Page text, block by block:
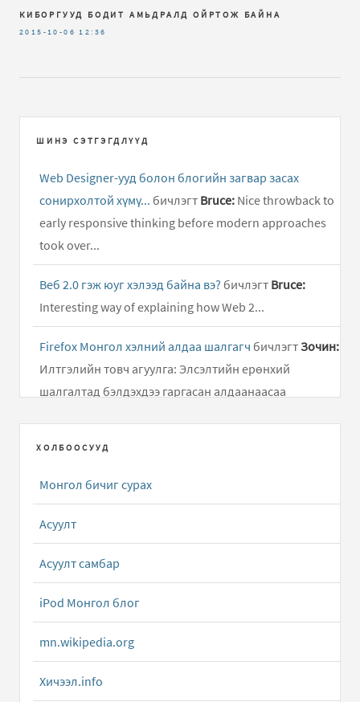
КИБОРГУУД БОДИТ АМЬДРАЛД ОЙРТОЖ БАЙНА
2015-10-06 12:36
ШИНЭ СЭТГЭГДЛҮҮД
Web Designer-ууд болон блогийн загвар засах
сонирхолтой хүмү... бичлэгт Bruce: Nice throwback to
early responsive thinking before modern approaches
took over...
Веб 2.0 гэж юуг хэлээд байна вэ? бичлэгт Bruce:
Interesting way of explaining how Web 2...
Firefox Монгол хэлний алдаа шалгагч бичлэгтЗочин:
Илтгэлийн товч агуулга: Элсэлтийн ерөнхий
шалгалтад бэлдэхдээ гаргасан алдаанаасаа
Дусал Бичээч ( Mongolian Keyboard Layouts driver )
Алмас:
Монгол Англи тол...
холбоосыг сэргээлээ.
Apple Dictionary.app толь бичгийн програмын
Монгол Англи тол...
ХОЛБООСУУД
Монгол бичиг сурах
Асуулт
Асуулт самбар
iPod Монгол блог
mn.wikipedia.org
Хичээл.info